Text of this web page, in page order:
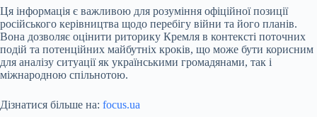
Ця інформація є важливою для розуміння офіційної позиції
російського керівництва щодо перебігу війни та його планів.
Вона дозволяє оцінити риторику Кремля в контексті поточних
подій та потенційних майбутніх кроків, що може бути корисним
для аналізу ситуації як українськими громадянами, так і
міжнародною спільнотою.
Дізнатися більше на: focus.ua